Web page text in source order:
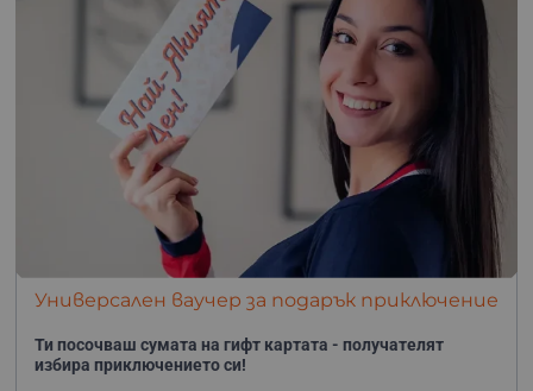
Универсален ваучер за подарък приключение
Ти посочваш сумата на гифт картата - получателят
избира приключението си!